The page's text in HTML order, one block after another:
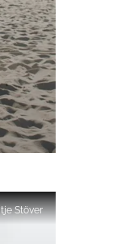
Stöver